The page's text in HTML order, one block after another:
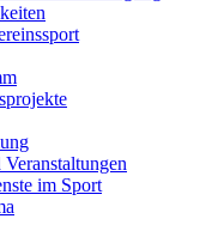
im Sport